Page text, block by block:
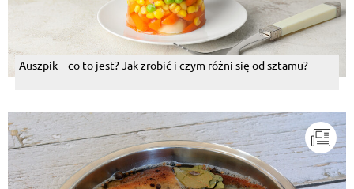
Auszpik – co to jest? Jak zrobić i czym różni się od sztamu?